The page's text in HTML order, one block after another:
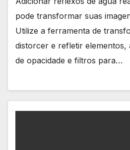
pode transformar suas
Utilize a ferramenta de
distorcer e refletir elementos,
de opacidade e filtros para…